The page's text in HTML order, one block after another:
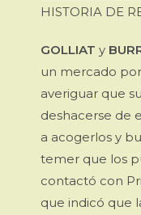
HISTORIA DE
GOLLIAT y
un mercado
averiguar que
deshacerse de
a acogerlos y
temer que los
contactó con
que indicó que